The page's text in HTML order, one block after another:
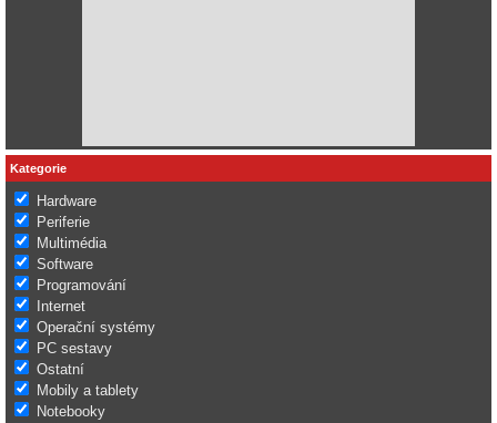
Kategorie
Hardware
Periferie
Multimédia
Software
Programování
Internet
Operační systémy
PC sestavy
Ostatní
Mobily a tablety
Notebooky